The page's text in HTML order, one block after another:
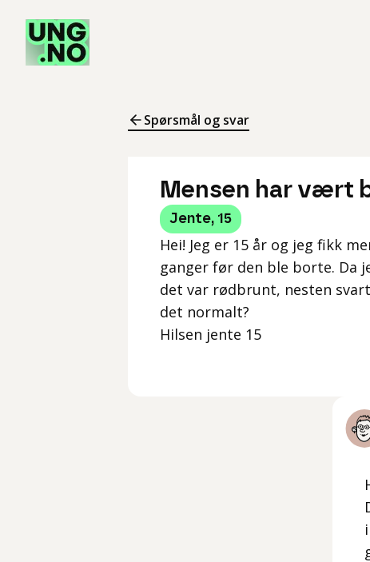
Spørsmål og svar
Mensen har vært
Jente, 15
Hei! Jeg er 15 år og jeg fikk
ganger før den ble borte. Da
det var rødbrunt, nesten
det normalt?
Hilsen jente 15